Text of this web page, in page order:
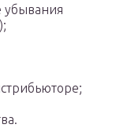
убывания